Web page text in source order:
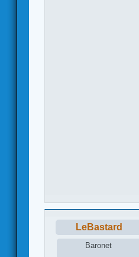
LeBastard
Baronet